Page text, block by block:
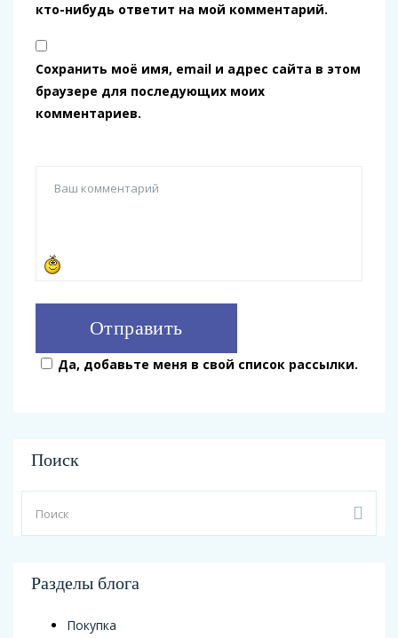
кто-нибудь ответит на мой комментарий.
Сохранить моё имя, email и адрес сайта в этом
браузере для последующих моих
комментариев.
Да, добавьте меня в свой список рассылки.
Поиск
Разделы блога
Покупка